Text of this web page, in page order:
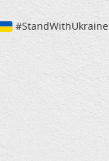
#StandWithUkraine